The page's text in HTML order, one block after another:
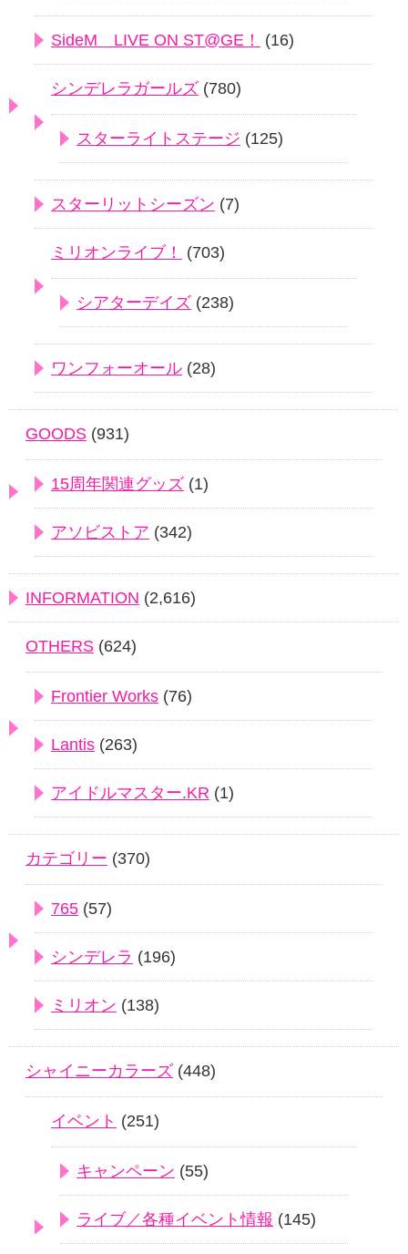
SideM LIVE ON ST@GE！ (16)
シンデレラガールズ (780)
スターライトステージ (125)
スターリットシーズン (7)
ミリオンライブ！ (703)
シアターデイズ (238)
ワンフォーオール (28)
GOODS (931)
15周年関連グッズ (1)
アソビストア (342)
INFORMATION (2,616)
OTHERS (624)
Frontier Works (76)
Lantis (263)
アイドルマスター.KR (1)
カテゴリー (370)
765 (57)
シンデレラ (196)
ミリオン (138)
シャイニーカラーズ (448)
イベント (251)
キャンペーン (55)
ライブ／各種イベント情報 (145)